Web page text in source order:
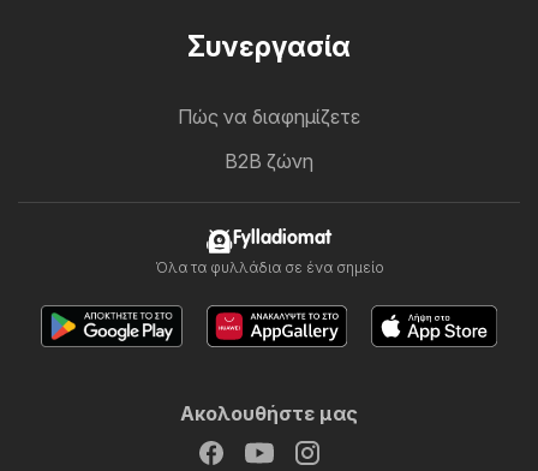
Συνεργασία
Πώς να διαφημίζετε
B2B ζώνη
Fylladiomat
Όλα τα φυλλάδια σε ένα σημείο
Ακολουθήστε μας